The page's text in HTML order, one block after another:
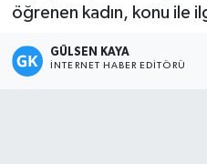
öğrenen kadın, konu ile
GÜLSEN KAYA
İNTERNET HABER EDITÖRÜ
Mersin
Mersin Tarihi